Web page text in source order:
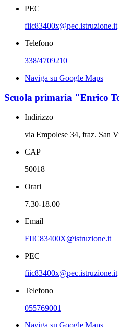
PEC
fiic83400x@pec.istruzione.it
Telefono
338/4709210
Naviga su Google Maps
Scuola primaria "Enrico
Indirizzo
via Empolese 34, fraz. San
CAP
50018
Orari
7.30-18.00
Email
FIIC83400X@istruzione.it
PEC
fiic83400x@pec.istruzione.it
Telefono
055769001